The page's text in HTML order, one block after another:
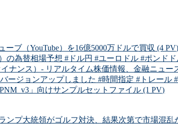
ーブ（YouTube）を16億5000万ドルで買収 (4 PV)
の為替相場予想 #ドル円 #ユーロドル #ポンド
イナンス）- リアルタイム株価情報、金融ニュー
ージョンアップしました #時間指定 #トレール
」向けサンプルセットファイル (1 PV)
ンプ大統領がゴルフ対決、結果次第で市場混